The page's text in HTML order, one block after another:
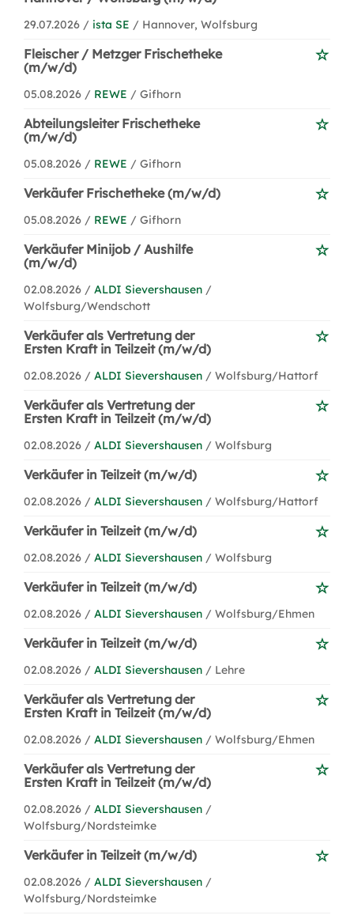
29.07.2026 / ista SE / Hannover, Wolfsburg
Fleischer / Metzger Frischetheke
(m/w/d)
05.08.2026 / REWE / Gifhorn
Abteilungsleiter Frischetheke
(m/w/d)
05.08.2026 / REWE / Gifhorn
Verkäufer Frischetheke (m/w/d)
05.08.2026 / REWE / Gifhorn
Verkäufer Minijob / Aushilfe
(m/w/d)
02.08.2026 / ALDI Sievershausen /
Wolfsburg/Wendschott
Verkäufer als Vertretung der
Ersten Kraft in Teilzeit (m/w/d)
02.08.2026 / ALDI Sievershausen / Wolfsburg/Hattorf
Verkäufer als Vertretung der
Ersten Kraft in Teilzeit (m/w/d)
02.08.2026 / ALDI Sievershausen / Wolfsburg
Verkäufer in Teilzeit (m/w/d)
02.08.2026 / ALDI Sievershausen / Wolfsburg/Hattorf
Verkäufer in Teilzeit (m/w/d)
02.08.2026 / ALDI Sievershausen / Wolfsburg
Verkäufer in Teilzeit (m/w/d)
02.08.2026 / ALDI Sievershausen / Wolfsburg/Ehmen
Verkäufer in Teilzeit (m/w/d)
02.08.2026 / ALDI Sievershausen / Lehre
Verkäufer als Vertretung der
Ersten Kraft in Teilzeit (m/w/d)
02.08.2026 / ALDI Sievershausen / Wolfsburg/Ehmen
Verkäufer als Vertretung der
Ersten Kraft in Teilzeit (m/w/d)
02.08.2026 / ALDI Sievershausen /
Wolfsburg/Nordsteimke
Verkäufer in Teilzeit (m/w/d)
02.08.2026 / ALDI Sievershausen /
Wolfsburg/Nordsteimke